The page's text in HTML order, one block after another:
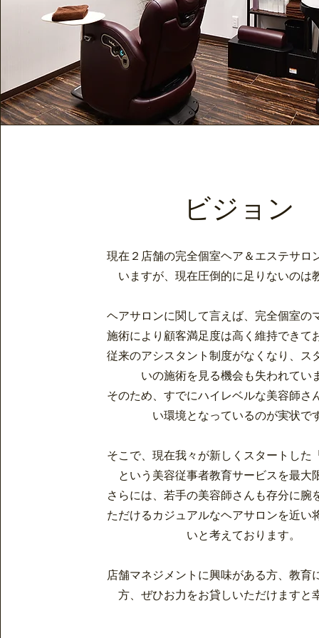
ビジョン
現在２店舗の完全個室ヘア＆エステサロ
いますが、現在圧倒的に足りないのは
ヘアサロンに関して言えば、完全個室の
施術により顧客満足度は高く維持できて
従来のアシスタント制度がなくなり、ス
いの施術を見る機会も失われてい
そのため、すでにハイレベルな美容師さ
い環境となっているのが実状で
そこで、現在我々が新しくスタートした
という美容従事者教育サービスを最大
さらには、若手の美容師さんも存分に腕
ただけるカジュアルなヘアサロンを近い
いと考えております。
店舗マネジメントに興味がある方、教育
方、ぜひお力をお貸しいただけますと